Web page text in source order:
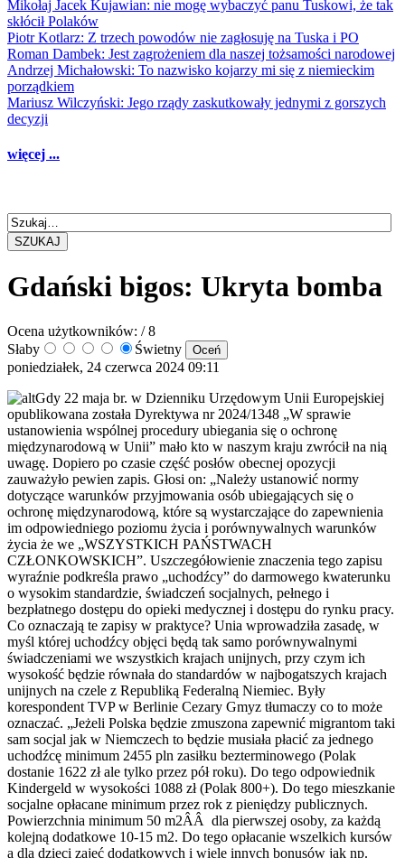
Mikołaj Jacek Kujawian: nie mogę wybaczyć panu Tuskowi, że tak
skłócił Polaków
Piotr Kotlarz: Z trzech powodów nie zagłosuję na Tuska i PO
Roman Dambek: Jest zagrożeniem dla naszej tożsamości narodowej
Andrzej Michałowski: To nazwisko kojarzy mi się z niemieckim
porządkiem
Mariusz Wilczyński: Jego rządy zaskutkowały jednymi z gorszych
decyzji
więcej ...
SZUKAJ
Gdański bigos: Ukryta bomba
Ocena użytkowników: / 8
Słaby
Świetny
poniedziałek, 24 czerwca 2024 09:11
Gdy 22 maja br. w Dzienniku Urzędowym Unii Europejskiej
opublikowana została Dyrektywa nr 2024/1348 „W sprawie
ustanowienia wspólnej procedury ubiegania się o ochronę
międzynarodową w Unii” mało kto w naszym kraju zwrócił na nią
uwagę. Dopiero po czasie część posłów obecnej opozycji
zauważyło pewien zapis. Głosi on: „Należy ustanowić normy
dotyczące warunków przyjmowania osób ubiegających się o
ochronę międzynarodową, które są wystarczające do zapewnienia
im odpowiedniego poziomu życia i porównywalnych warunków
życia że we „WSZYSTKICH PAŃSTWACH
CZŁONKOWSKICH”. Uszczegółowienie znaczenia tego zapisu
wyraźnie podkreśla prawo „uchodźcy” do darmowego kwaterunku
o wysokim standardzie, świadczeń socjalnych, pełnego i
bezpłatnego dostępu do opieki medycznej i dostępu do rynku pracy.
Co oznaczają te zapisy w praktyce? Unia wprowadziła zasadę, w
myśl której uchodźcy objęci będą tak samo porównywalnymi
świadczeniami we wszystkich krajach unijnych, przy czym ich
wysokość będzie równała do standardów w najbogatszych krajach
unijnych na czele z Republiką Federalną Niemiec. Były
korespondent TVP w Berlinie Cezary Gmyz tłumaczy co to może
oznaczać. „Jeżeli Polska będzie zmuszona zapewnić migrantom taki
sam socjal jak w Niemczech to będzie musiała płacić za jednego
uchodźcę minimum 2455 pln zasiłku bezterminowego (Polak
dostanie 1622 zł ale tylko przez pół roku). Do tego odpowiednik
Kindergeld w wysokości 1088 zł (Polak 800+). Do tego mieszkanie
socjalne opłacane minimum przez rok z pieniędzy publicznych.
Powierzchnia minimum 50 m2ÂÂ dla pierwszej osoby, za każdą
kolejną dodatkowe 10-15 m2. Do tego opłacanie wszelkich kursów
a dla dzieci zajęć dodatkowych i wiele innych bonusów jak np.